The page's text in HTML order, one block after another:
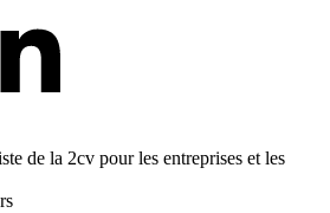
de la 2cv pour les entreprises et les